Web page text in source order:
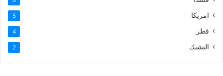
امريكا 5
قطر 4
التشيك 2